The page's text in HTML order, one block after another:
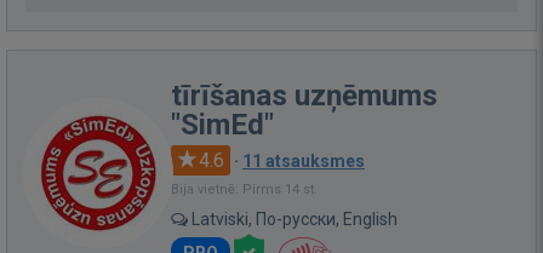
tīrīšanas uzņēmums
"SimEd"
4.6 · 11 atsauksmes
Bija vietnē: Pirms 14 st.
Latviski, По-русски, English